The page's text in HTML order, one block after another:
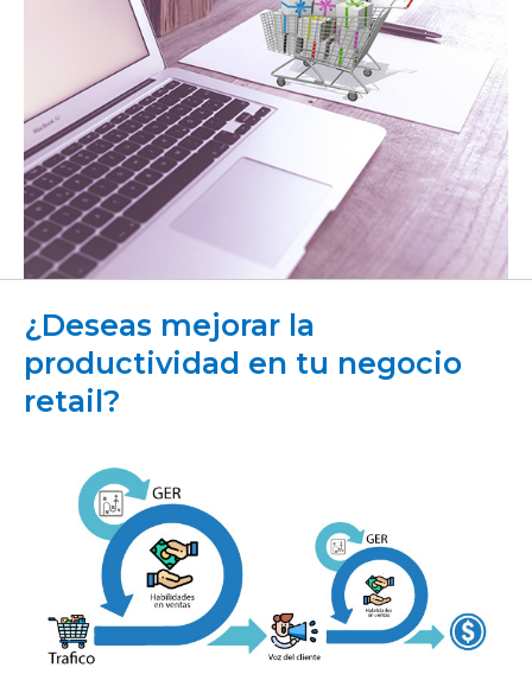
¿Deseas mejorar la
productividad en tu negocio
retail?